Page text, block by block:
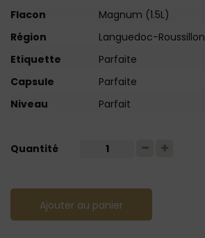
Flacon
Magnum (1.5L)
Région
Languedoc-Roussillon
Etiquette
Parfaite
Capsule
Parfaite
Niveau
Parfait
Quantité
Ajouter au panier